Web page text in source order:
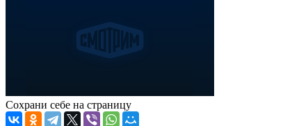
Сохрани себе на страницу